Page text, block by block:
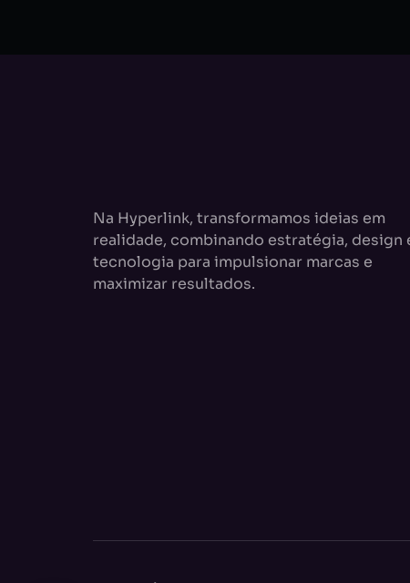
Na Hyperlink, transformamos ideias em
realidade, combinando estratégia, design
tecnologia para impulsionar marcas e
maximizar resultados.